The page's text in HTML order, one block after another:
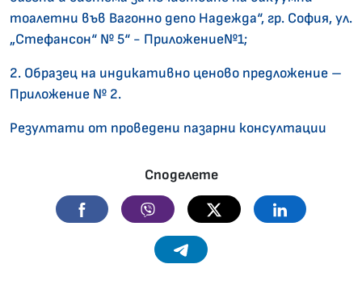
тоалетни във Вагонно депо Надежда“, гр. София, ул.
„Стефансон“ № 5“ - Приложение№1;
2. Образец на индикативно ценово предложение –
Приложение № 2.
Резултати от проведени пазарни консултации
Споделете
Facebook Viber Twitter Linkedin
Telegram